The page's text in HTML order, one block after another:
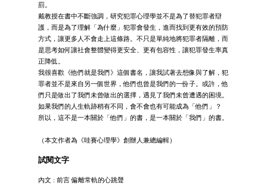
罰。
戴教授在書中不斷強調，研究犯罪心理學並不是為了替犯罪者辯
護，而是為了理解「為什麼」犯罪會發生，進而找到更有效的預防
方式，讓更多人不會走上這條路。不只是單純地將犯罪者隔離，而
是思考如何讓社會整體變得更安全、更有包容性，讓犯罪發生率真
正降低。
我很喜歡《他們就是我們》這個書名，讓我試著去想像與了解，犯
罪者並不是來自另一個世界，他們也曾是我們的一份子。或許，他
們只是做出了我們未曾做出的選擇，遇見了我們未曾遭遇的困境。
如果我們的人生軌跡稍有不同，會不會也有可能成為「他們」？
所以，這不是一本關於「他們」的書，是一本關於「我們」的書。
（本文作者為《哇賽心理學》創辦人兼總編輯）
試閱文字
內文 : 前言 偏離常軌的心跳聲